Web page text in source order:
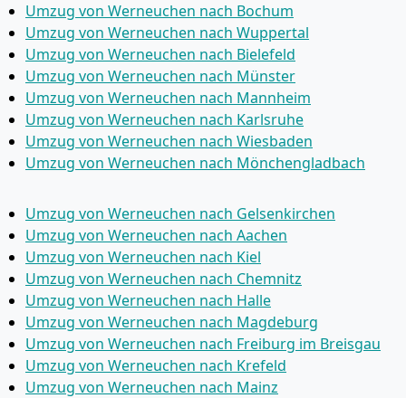
Umzug von Werneuchen nach Bochum
Umzug von Werneuchen nach Wuppertal
Umzug von Werneuchen nach Bielefeld
Umzug von Werneuchen nach Münster
Umzug von Werneuchen nach Mannheim
Umzug von Werneuchen nach Karlsruhe
Umzug von Werneuchen nach Wiesbaden
Umzug von Werneuchen nach Mönchen­gladbach
Umzug von Werneuchen nach Gelsenkirchen
Umzug von Werneuchen nach Aachen
Umzug von Werneuchen nach Kiel
Umzug von Werneuchen nach Chemnitz
Umzug von Werneuchen nach Halle
Umzug von Werneuchen nach Magdeburg
Umzug von Werneuchen nach Freiburg im Breisgau
Umzug von Werneuchen nach Krefeld
Umzug von Werneuchen nach Mainz